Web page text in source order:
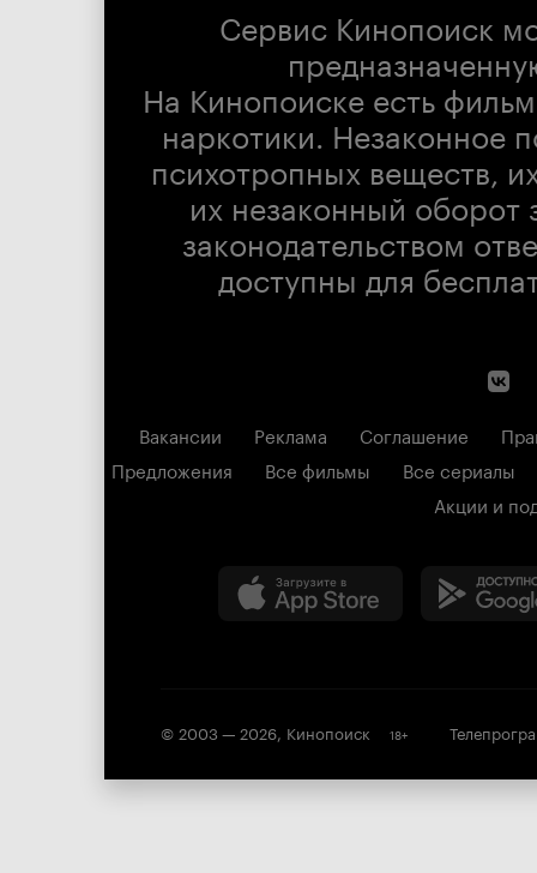
Сервис Кинопоиск
На Кинопоиске есть
наркотики. Незаконное
психотропных веществ,
их незаконный оборот
законодательством
доступны для
Вакансии Реклама Соглашение
Предложения
Все фильмы
Все сериалы
Акции и
© 2003 — 2026, Кинопоиск 18+